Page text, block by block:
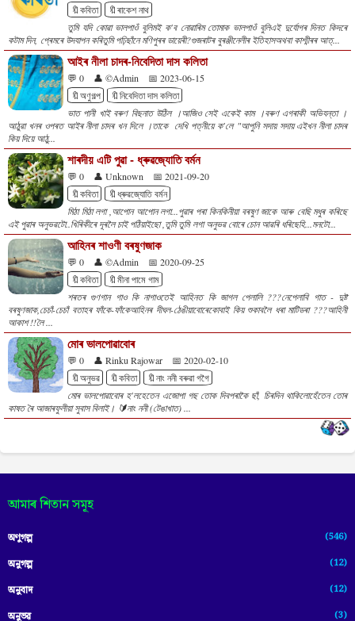
🔖কবিতা
🔖ৰাকেশ নাথ
তুমি যদি কোৱা ভালপাওঁ বুলিমই ক'ব নোৱাৰিম তোমাক ভালপাওঁ বুলিএই দুৰ্যোগৰ দিনত কিদৰে
কটাম দিন, প্ৰেমৰে উদযাপন কৰিতুমি পঢ়িছাঁনে মণিপুৰৰ ডায়েৰী?গুজৰাটৰ বুৰঞ্জীনেলীৰ ইতিহাসঅথবা কাশ্মীৰৰ আত্...
আইৰ নীলা চাদৰ-নিবেদিতা দাস কলিতা
💬 0 👤 ©Admin
📅 2023-06-15
🔖অণুগল্প
🔖নিবেদিতা দাস কলিতা
ভাত পানী খাই বৰুণ বিছনাত উঠিল ।আজিও সেই একেই কাম ।বৰুণ এগৰাকী অভিযন্তা ।
আঠুৱা খনৰ ওপৰত আইৰ নীলা চাদৰ খন দিলে ।তাকে দেখি পত্নীয়ে ক'লে "আপুনি সদায় সদায় এইখন নীলা চাদৰ
কিয় দিয়ে আঠু...
শাৰদীয় এটি পুৱা - ধ্ৰুৱজ্যোতি বৰ্মন
💬 0 👤 Unknown
📅 2021-09-20
🔖কবিতা
🔖ধ্ৰুৱজ্যোতি বৰ্মন
মিঠা মিঠা লগা ,আপোন আপোন লগা...পুৱাৰ পৰা কিনকিনীয়া বৰষুণ জাকে আৰু বেছি মধুৰ কৰিছে
এই পুৱাৰ অনুভৱটো..খিৰিকীৰে দূৰলৈ চাই পঠিয়াইছো ,তুমি তুমি লগা অনুভৱ বোৰে চোন আৱৰি ধৰিছেহি...মনটো...
আহিনৰ শাওণী বৰষুণজাক
💬 0 👤 ©Admin
📅 2020-09-25
🔖কবিতা
🔖মীনা পামে গাম
শৰতৰ গুণগান গাও কি নাগাওতেই আহিনত কি জাগল পেলালি ???নেপেলাবি গাত - দুষ্ট
বৰষুণজাক,চেচাঁ-চেচাঁ বতাহৰ ফাঁকে-ফাঁকেআহিনৰ দীঘল-ঠেঙীয়াবােৰেকোবাই কিয় শুকাবলৈ ধৰা মাটিডৰা ???আহিনী
আকাশ !!লৈ ...
মোৰ ভালপোৱাবোৰ
💬 0 👤 Rinku Rajowar
📅 2020-02-10
🔖অনুভৱ
🔖কবিতা
🔖নাং ননী বৰুৱা গগৈ
মোৰ ভালপোৱাবোৰ হ'লহেতেন এজোপা গছ তোক দিবপৰাকৈ ছাঁ, চিৰদিন থাকিলোহেঁতেন তোৰ
কাষত ৰৈ আজাৰফুলীয়া সুবাস বিলাই। 🔰নাং ননী (টেঙাখাত) ...
আমাৰ শিতান সমূহ
অণুগল্প (546)
অনুগল্প (12)
অনুবাদ (12)
অনুভৱ (3)